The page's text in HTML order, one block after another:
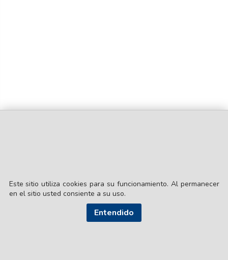
Director Editorial: Lic. Gustavo Eduardo Ick
Santiago del Estero / República Argentina
Este sitio utiliza cookies para su funcionamiento. Al permanecer
en el sitio usted consiente a su uso.
Entendido